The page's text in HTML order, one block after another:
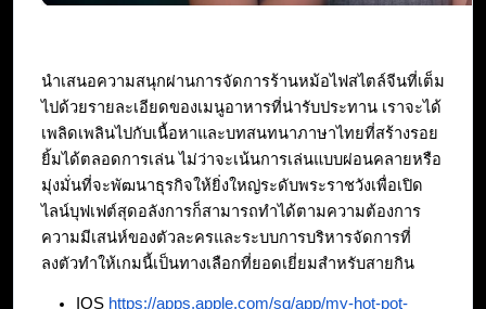
นำเสนอความสนุกผ่านการจัดการร้านหม้อไฟสไตล์จีนที่เต็ม
ไปด้วยรายละเอียดของเมนูอาหารที่น่ารับประทาน เราจะได้
เพลิดเพลินไปกับเนื้อหาและบทสนทนาภาษาไทยที่สร้างรอย
ยิ้มได้ตลอดการเล่น ไม่ว่าจะเน้นการเล่นแบบผ่อนคลายหรือ
มุ่งมั่นที่จะพัฒนาธุรกิจให้ยิ่งใหญ่ระดับพระราชวังเพื่อเปิด
ไลน์บุฟเฟต์สุดอลังการก็สามารถทำได้ตามความต้องการ
ความมีเสน่ห์ของตัวละครและระบบการบริหารจัดการที่
ลงตัวทำให้เกมนี้เป็นทางเลือกที่ยอดเยี่ยมสำหรับสายกิน
IOS https://apps.apple.com/sg/app/my-hot-pot-